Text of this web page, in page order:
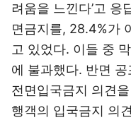
려움을 느낀다’고
면금지를, 28.4%가
고 있었다. 이들 중
에 불과했다. 반면
전면입국금지 의견
행객의 입국금지 의